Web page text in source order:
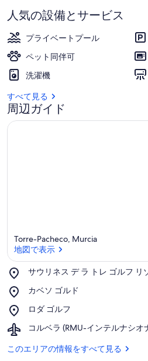
人気の設備とサービス
プライベートプール
ペット同伴可
洗濯機
すべて見る
周辺ガイド
Torre-Pacheco, Murcia
地図で表示
サウリネス デ ラ トレ ゴルフ リ
Place,
ウ
ネ
ス
デ
ラ
ト
カベソ ゴルド
Place,
ベ
ゴ
ド
ロダ ゴルフ
Place,
ダ
ル
コルベラ (RMU-インテルナシオ
Airport,
ル
このエリアの情報をすべて見る